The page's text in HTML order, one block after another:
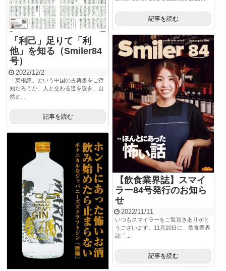
記事を読む
「利己」足りて「利
他」を知る（Smiler84
号）
2022/12/2
「菜根譚」という中国の古典書をご存
知だろうか。人と交わる道を説き、自
然と...
記事を読む
【飲食業界誌】スマイ
ラー84号発行のお知ら
せ
2022/11/11
いつもスマイラーをご覧頂きありがと
うございます。11月20日に、飲食業界
誌「...
記事を読む